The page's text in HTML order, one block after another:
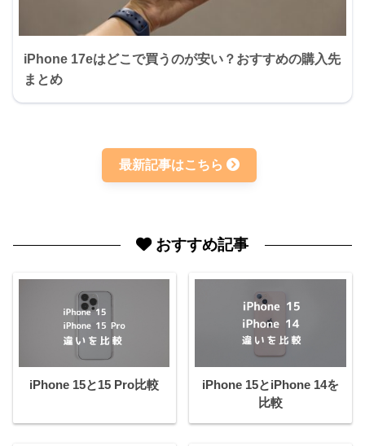
iPhone 17eはどこで買うのが安い？おすすめの購入先
まとめ
最新記事はこちら
おすすめ記事
iPhone 15と15 Pro比較
iPhone 15とiPhone 14を
比較